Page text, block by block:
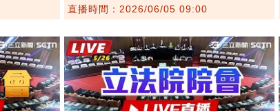
直播時間：2026/06/05 09:00